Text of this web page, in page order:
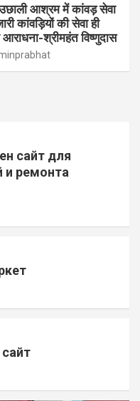
आश्रम में कांवड़ सेवा
कांवड़ियों की सेवा ही
श्रीमहंत विष्णुदास
сайт для
и ремонта